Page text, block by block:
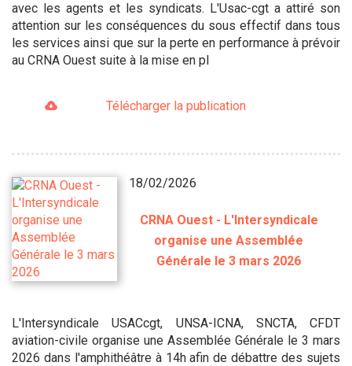
avec les agents et les syndicats. L'Usac-cgt a attiré son
attention sur les conséquences du sous effectif dans tous
les services ainsi que sur la perte en performance à prévoir
au CRNA Ouest suite à la mise en pl
Télécharger la publication
18/02/2026
CRNA Ouest - L'Intersyndicale
organise une Assemblée
Générale le 3 mars 2026
L'Intersyndicale USACcgt, UNSA-ICNA, SNCTA, CFDT
aviation-civile organise une Assemblée Générale le 3 mars
2026 dans l'amphithéâtre à 14h afin de débattre des sujets